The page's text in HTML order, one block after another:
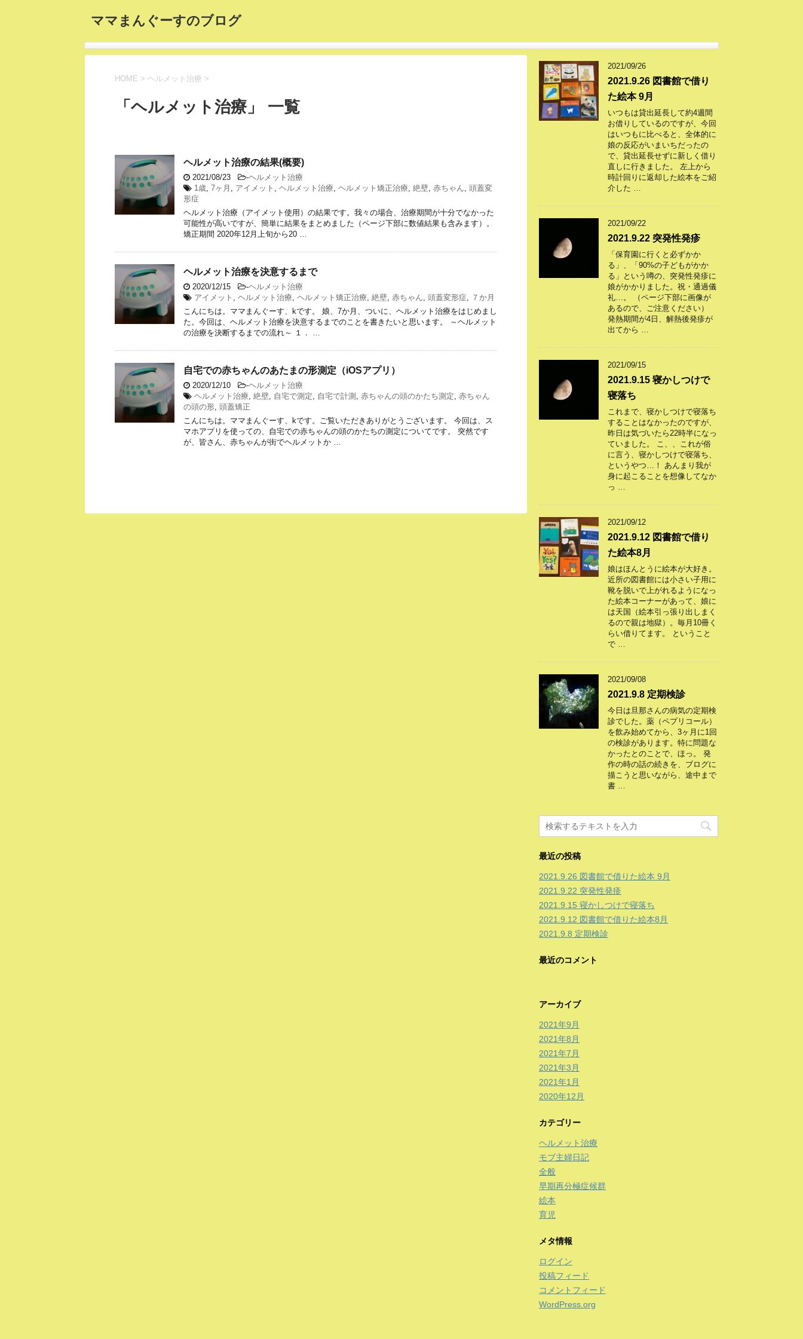
ママまんぐーすのブログ
HOME > ヘルメット治療 >
「ヘルメット治療」 一覧
ヘルメット治療の結果(概要)
2021/08/23 -ヘルメット治療
1歳, 7ヶ月 , アイメット , ヘルメット治療, ヘルメット矯正治療, 絶壁, 赤ちゃん, 頭蓋変
形症
ヘルメット治療（アイメット使用）の結果です。我々の場合、治療期間が十分でなかった
可能性が高いですが、簡単に結果をまとめました（ページ下部に数値結果も含みます）。
矯正期間 2020年12月上旬から20 …
ヘルメット治療を決意するまで
2020/12/15 -ヘルメット治療
アイメット , ヘルメット治療, ヘルメット矯正治療, 絶壁, 赤ちゃん, 頭蓋変形症, ７か月
こんにちは。ママまんぐーす、kです。 娘、7か月、ついに、ヘルメット治療をはじめまし
た。今回は、ヘルメット治療を決意するまでのことを書きたいと思います。 ～ヘルメット
の治療を決断するまでの流れ～ １． …
自宅での赤ちゃんのあたまの形測定（iOSアプリ）
2020/12/10 -ヘルメット治療
ヘルメット治療, 絶壁, 自宅で測定, 自宅で計測 , 赤ちゃんの頭のかたち測定, 赤ちゃん
の頭の形, 頭蓋矯正
こんにちは。ママまんぐーす、kです。ご覧いただきありがとうございます。 今回は、ス
マホアプリを使っての、自宅での赤ちゃんの頭のかたちの測定についてです。 突然です
が、皆さん、赤ちゃんが街でヘルメットか …
2021/09/26
2021.9.26 図書館で借り
た絵本 9月
いつもは貸出延長して約4週間
お借りしているのですが、今回
はいつもに比べると、全体的に
娘の反応がいまいちだったの
で、貸出延長せずに新しく借り
直しに行きました。 左上から
時計回りに返却した絵本をご紹
介した …
2021/09/22
2021.9.22 突発性発疹
「保育園に行くと必ずかか
る」、「90%の子どもがかか
る」という噂の、突発性発疹に
娘がかかりました。祝・通過儀
礼…。 （ページ下部に画像が
あるので、ご注意ください）
発熱期間が4日、解熱後発疹が
出てから …
2021/09/15
2021.9.15 寝かしつけで
寝落ち
これまで、寝かしつけで寝落ち
することはなかったのですが、
昨日は気づいたら22時半になっ
ていました。 こ、、これが俗
に言う、寝かしつけで寝落ち、
というやつ…！ あんまり我が
身に起こることを想像してなか
っ …
2021/09/12
2021.9.12 図書館で借り
た絵本8月
娘はほんとうに絵本が大好き。
近所の図書館には小さい子用に
靴を脱いで上がれるようになっ
た絵本コーナーがあって、娘に
は天国（絵本引っ張り出しまく
るので親は地獄）。毎月10冊く
らい借りてます。 ということ
で …
2021/09/08
2021.9.8 定期検診
今日は旦那さんの病気の定期検
診でした。薬（ペプリコール）
を飲み始めてから、3ヶ月に1回
の検診があります。特に問題な
かったとのことで、ほっ。 発
作の時の話の続きを、ブログに
描こうと思いながら、途中まで
書 …
最近の投稿
2021.9.26 図書館で借りた絵本 9月
2021.9.22 突発性発疹
2021.9.15 寝かしつけで寝落ち
2021.9.12 図書館で借りた絵本8月
2021.9.8 定期検診
最近のコメント
アーカイブ
2021年9月
2021年8月
2021年7月
2021年3月
2021年1月
2020年12月
カテゴリー
ヘルメット治療
モブ主婦日記
全般
早期再分極症候群
絵本
育児
メタ情報
ログイン
投稿フィード
コメントフィード
WordPress.org